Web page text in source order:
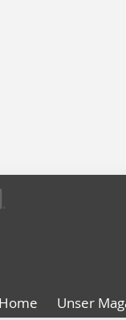
Home Unser